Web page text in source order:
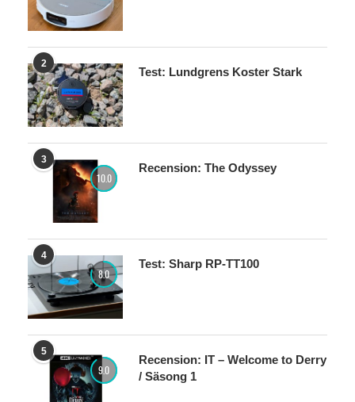
2
Test: Lundgrens Koster Stark
3
10.0
Recension: The Odyssey
4
8.0
Test: Sharp RP-TT100
5
9.0
Recension: IT – Welcome to Derry
/ Säsong 1